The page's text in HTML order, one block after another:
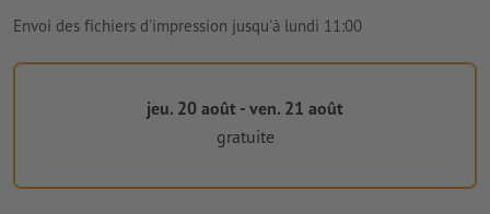
Envoi des fichiers d'impression jusqu'à lundi 11:00
jeu. 20 août - ven. 21 août
gratuite